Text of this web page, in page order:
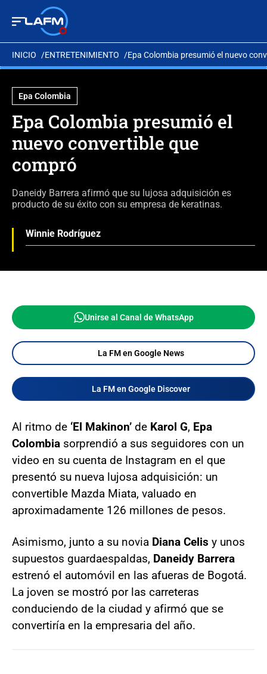
INICIO ENTRETENIMIENTO Epa Colombia presumió el nuevo
Epa Colombia
Epa Colombia presumió el
nuevo convertible que
compró
Daneidy Barrera afirmó que su lujosa adquisición es
producto de su éxito con su empresa de keratinas.
Winnie Rodríguez
Unirse al Canal de WhatsApp
La FM en Google News
La FM en Google Discover
Al ritmo de ‘El Makinon’ de Karol G, Epa
Colombia sorprendió a sus seguidores con un
video en su cuenta de Instagram en el que
presentó su nueva lujosa adquisición: un
convertible Mazda Miata, valuado en
aproximadamente 126 millones de pesos.
Asimismo, junto a su novia Diana Celis y unos
supuestos guardaespaldas, Daneidy Barrera
estrenó el automóvil en las afueras de Bogotá.
La joven se mostró por las carreteras
conduciendo de la ciudad y afirmó que se
convertiría en la empresaria del año.